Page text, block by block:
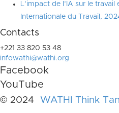
L’impact de l’IA sur le
Internationale du Travail,
Contacts
+221 33 820 53 48
infowathi@wathi.org
Facebook
YouTube
© 2024 WATHI Think